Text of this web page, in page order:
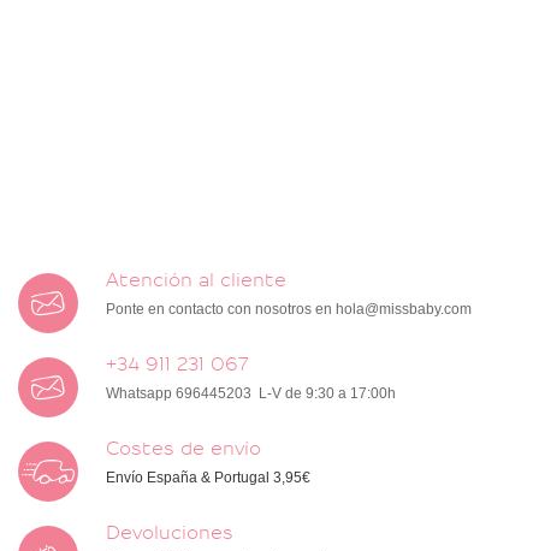
Atención al cliente
Ponte en contacto con nosotros en hola@missbaby.com
+34 911 231 067
Whatsapp 696445203 L-V de 9:30 a 17:00h
Costes de envío
Envío España & Portugal 3,95€
Devoluciones